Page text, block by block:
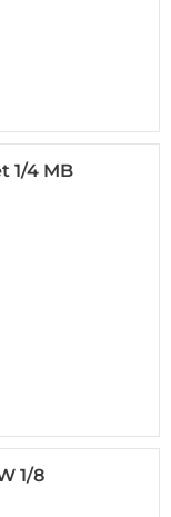
1/4 MB
1/8